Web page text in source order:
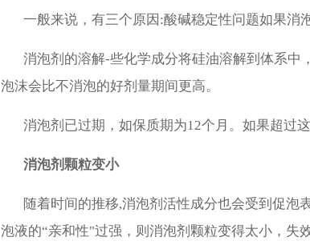
一般来说，有三个原因:酸碱稳定性问题如果消
消泡剂的溶解-些化学成分将硅油溶解到体系中
泡沫会比不消泡的好剂量期间更高。
消泡剂已过期，如保质期为12个月。如果超过这
消泡剂颗粒变小
随着时间的推移,消泡剂活性成分也会受到促泡
泡液的“亲和性"过强，则消泡剂颗粒变得太小，失